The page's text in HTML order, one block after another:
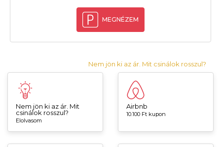
MEGNÉZEM
Nem jön ki az ár. Mit csinálok rosszul?
Nem jön ki az ár. Mit
csinálok rosszul?
Elolvasom
Airbnb
10.100 Ft kupon